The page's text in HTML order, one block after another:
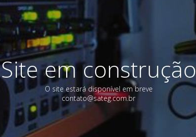
Site em construção
O site estará disponível em breve
contato@sateg.com.br